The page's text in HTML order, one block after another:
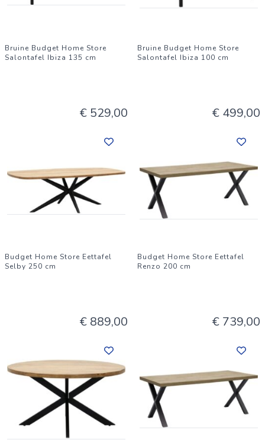
Bruine Budget Home Store
Salontafel Ibiza 135 cm
€ 529,00
Bruine Budget Home Store
Salontafel Ibiza 100 cm
€ 499,00
Budget Home Store Eettafel
Selby 250 cm
€ 889,00
Budget Home Store Eettafel
Renzo 200 cm
€ 739,00